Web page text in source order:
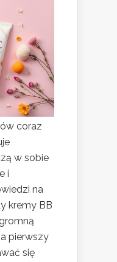
coraz
w sobie
i
na
kremy BB
pierwszy
się